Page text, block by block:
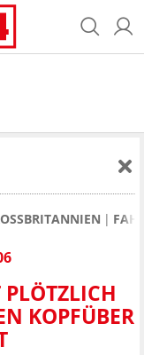
KOPFÜBER